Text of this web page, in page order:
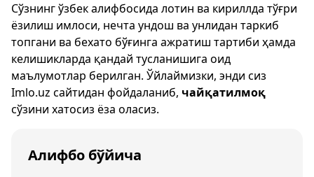
Сўзнинг ўзбек алифбосида лотин ва кириллда тўғри
ёзилиш имлоси, нечта ундош ва унлидан таркиб
топгани ва бехато бўғинга ажратиш тартиби ҳамда
келишикларда қандай тусланишига оид
маълумотлар берилган. Ўйлаймизки, энди сиз
Imlo.uz сайтидан фойдаланиб, чайқатилмоқ
сўзини хатосиз ёза оласиз.
Алифбо бўйича